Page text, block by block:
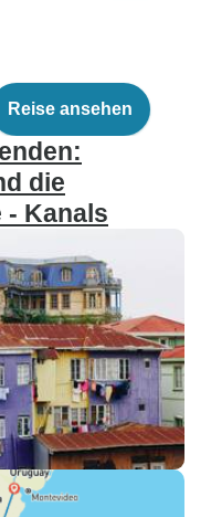
Reise ansehen
die
- Kanals